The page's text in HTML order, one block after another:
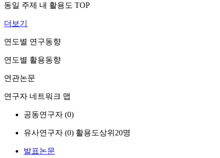
동일 주제 내 활용도 TOP
더보기
연도별 연구동향
연도별 활용동향
연관논문
연구자 네트워크 맵
공동연구자 (0)
유사연구자 (0) 활용도상위20명
발표논문